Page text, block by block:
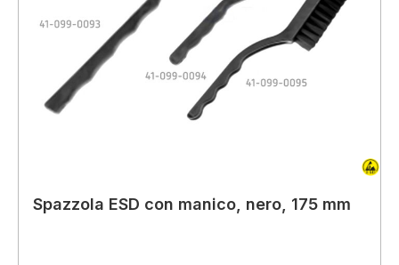
Spazzola ESD con manico, nero, 175 mm